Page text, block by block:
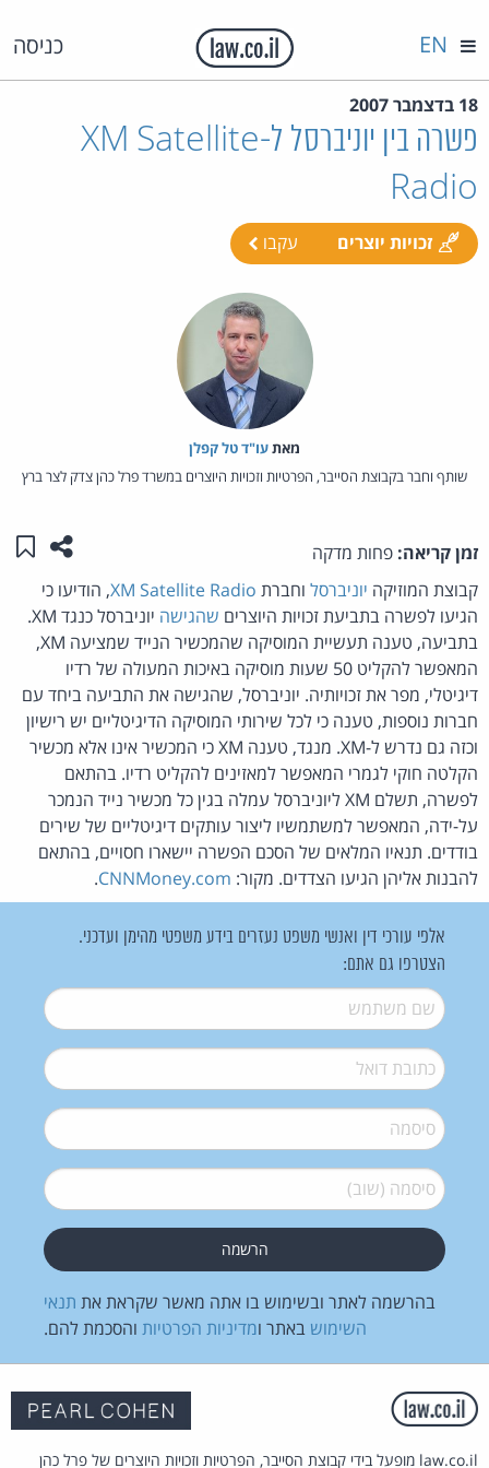
כניסה EN
18 בדצמבר 2007
פשרה בין יוניברסל ל-XM Satellite
Radio
זכויות יוצרים עקבו
מאת‏עו"ד טל קפלן
שותף וחבר בקבוצת הסייבר, הפרטיות וזכויות היוצרים במשרד פרל כהן צדק לצר ברץ
זמן קריאה: פחות מדקה שתפו
קבוצת המוזיקה יוניברסל וחברת XM Satellite Radio, הודיעו כי
הגיעו לפשרה בתביעת זכויות היוצרים שהגישה
יוניברסל כנגד XM.
בתביעה, טענה תעשיית המוסיקה שהמכשיר הנייד שמציעה XM,
המאפשר להקליט 50 שעות מוסיקה באיכות המעולה של רדיו
דיגיטלי, מפר את זכויותיה. יוניברסל, שהגישה את התביעה ביחד עם
חברות נוספות, טענה כי לכל שירותי המוסיקה הדיגיטליים יש רישיון
וכזה גם נדרש ל-XM. מנגד, טענה XM כי המכשיר אינו אלא מכשיר
הקלטה חוקי לגמרי המאפשר למאזינים להקליט רדיו. בהתאם
לפשרה, תשלם XM ליוניברסל עמלה בגין כל מכשיר נייד הנמכר
על-ידה, המאפשר למשתמשיו ליצור עותקים דיגיטליים של שירים
בודדים. תנאיו המלאים של הסכם הפשרה יישארו חסויים, בהתאם
להבנות אליהן הגיעו הצדדים. מקור: CNNMoney.com
.
אלפי עורכי דין ואנשי משפט נעזרים בידע משפטי מהימן ועדכני.
הצטרפו גם אתם:
שם משתמש*
דואל*
סיסמה*
סיסמה (שוב)*
בהרשמה לאתר ובשימוש בו אתה מאשר שקראת את תנאי
השימוש באתר ומדיניות הפרטיות והסכמת להם.
law.co.il מופעל בידי קבוצת הסייבר, הפרטיות וזכויות היוצרים של פרל כהן